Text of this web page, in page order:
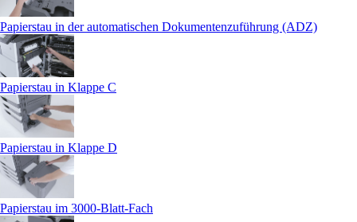
Papierstau in der automatischen Dokumentenzuführung (ADZ)
Papierstau in Klappe C
Papierstau in Klappe D
Papierstau im 3000-Blatt-Fach